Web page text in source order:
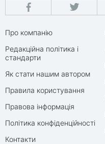
Про компанію
Редакційна політика і
стандарти
Як стати нашим автором
Правила користування
Правова інформація
Політика конфіденційності
Контакти